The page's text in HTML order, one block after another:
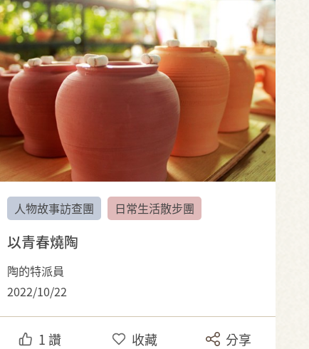
人物故事訪查團 日常生活散步團
以青春燒陶
陶的特派員
2022/10/22
1讚 收藏 分享